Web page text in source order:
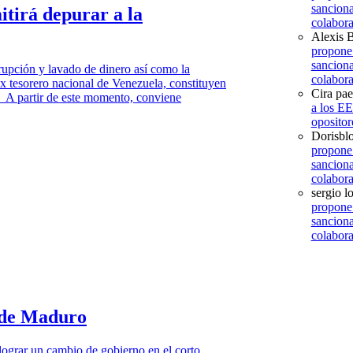
depurar a la
y lavado de dinero así como la
nacional de Venezuela, constituyen
partir de este momento, conviene
Maduro
un cambio de gobierno en el corto
Alexis
Cira
a los
sergio